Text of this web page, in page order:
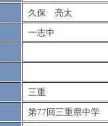
久保 亮太
一志中
三重
第77回三重県中学